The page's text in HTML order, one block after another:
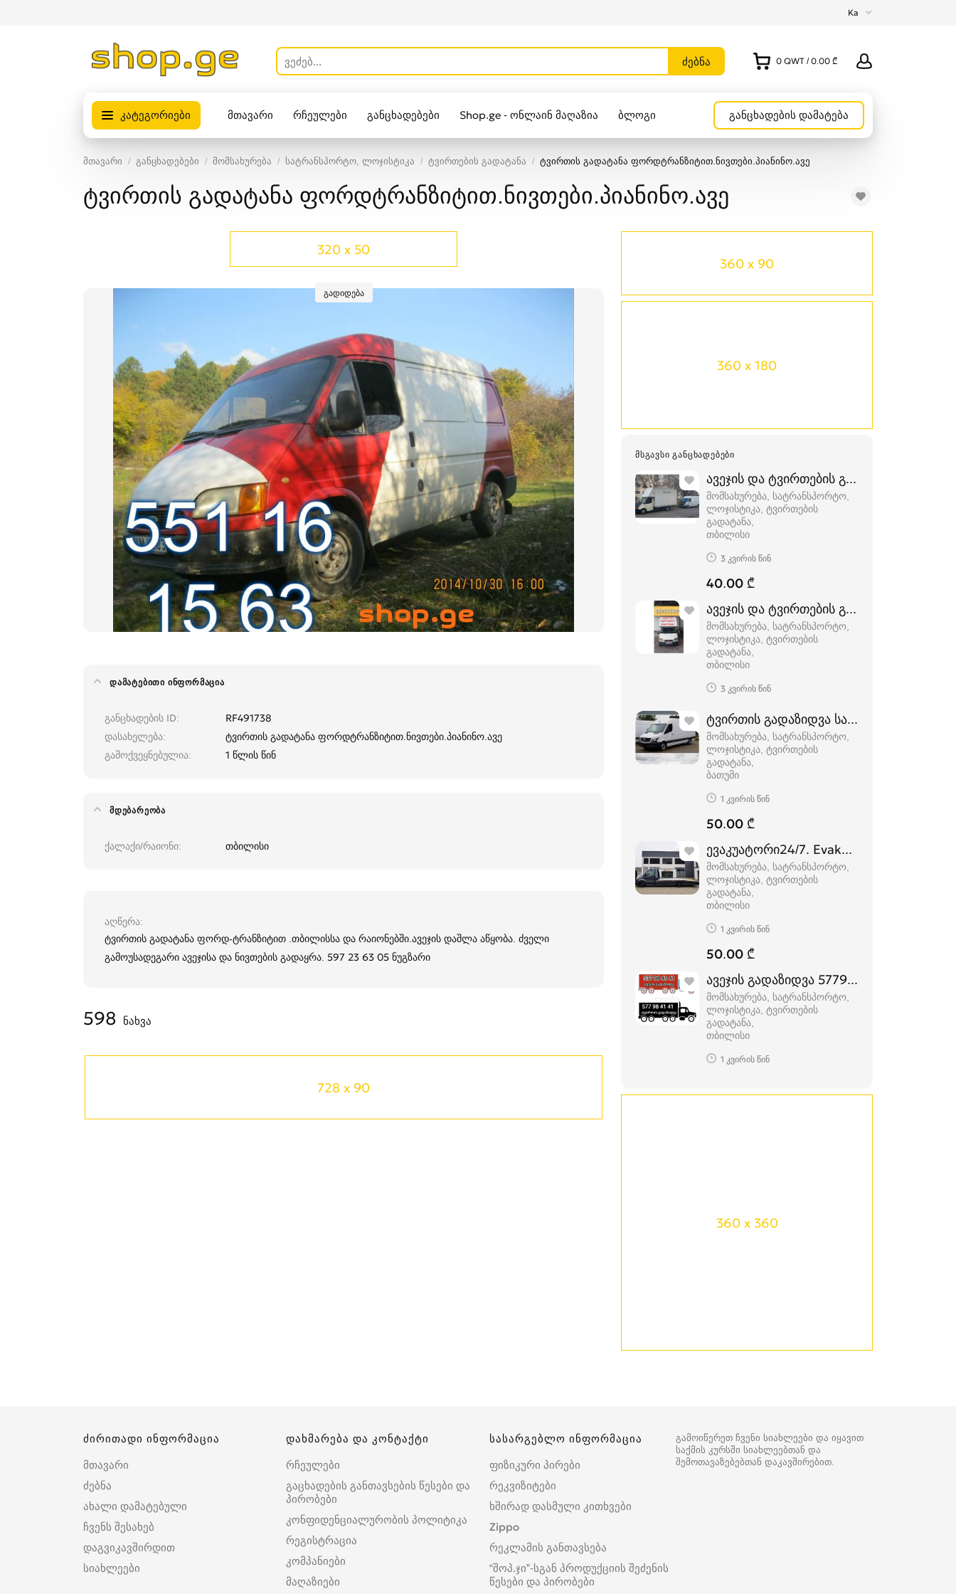
Ka
0 QWT / 0.00 ₾
კატეგორიები მთავარი რჩეულები განცხადებები Shop.ge - ონლაინ მაღაზია ბლოგი განცხადების დამატება
მთავარი განცხადებები მომსახურება სატრანსპორტო, ლოჯისტიკა ტვირთების გადატანა ტვირთის გადატანა ფორდტრანზიტით.ნივთები.პიანინო.ავე
ტვირთის გადატანა ფორდტრანზიტით.ნივთები.პიანინო.ავე
360 x 90
360 x 180
ᲛᲡᲒᲐᲕᲡᲘ ᲒᲐᲜᲪᲮᲐᲓᲔᲑᲔᲑᲘ
ავეჯის და ტვირთების გადაზიდვა
მომსახურება, სატრანსპორტო,
ლოჯისტიკა, ტვირთების
გადატანა
თბილისი
3 კვირის წინ
40.00 ₾
ავეჯის და ტვირთების გადაზიდვა
მომსახურება, სატრანსპორტო,
ლოჯისტიკა, ტვირთების
გადატანა
თბილისი
3 კვირის წინ
ტვირთის გადაზიდვა სატვირთო
მომსახურება, სატრანსპორტო,
ლოჯისტიკა, ტვირთების
გადატანა
ბათუმი
1 კვირის წინ
50.00 ₾
ევაკუატორი24/7. Evakuator24/7.
მომსახურება, სატრანსპორტო,
ლოჯისტიკა, ტვირთების
გადატანა
თბილისი
1 კვირის წინ
50.00 ₾
ავეჯის გადაზიდვა 577984141
მომსახურება, სატრანსპორტო,
ლოჯისტიკა, ტვირთების
გადატანა
თბილისი
1 კვირის წინ
360 x 360
320 x 50
გადიდება
ᲓᲐᲛᲐᲢᲔᲑᲘᲗᲘ ᲘᲜᲤᲝᲠᲛᲐᲪᲘᲐ
განცხადების ID
RF491738
დასახელება
ტვირთის გადატანა ფორდტრანზიტით.ნივთები.პიანინო.ავე
გამოქვეყნებულია
1 წლის წინ
ᲛᲓᲔᲑᲐᲠᲔᲝᲑᲐ
ქალაქი/რაიონი თბილისი
აღწერა
ტვირთის გადატანა ფორდ-ტრანზიტით .თბილისსა და რაიონებში.ავეჯის დაშლა აწყობა. ძველი
გამოუსადეგარი ავეჯისა და ნივთების გადაყრა. 597 23 63 05 ნუგზარი
598 ნახვა
728 x 90
გამოიწერეთ ჩვენი სიახლეები და იყავით
საქმის კურსში სიახლეებთან და
შემოთავაზებებთან დაკავშირებით.
ძირითადი ინფორმაცია
მთავარი
ძებნა
ახალი დამატებული
ჩვენს შესახებ
დაგვიკავშირდით
სიახლეები
დახმარება და კონტაქტი
რჩეულები
გაცხადების განთავსების წესები და
პირობები
კონფიდენციალურობის პოლიტიკა
რეგისტრაცია
კომპანიები
მაღაზიები
სასარგებლო ინფორმაცია
ფიზიკური პირები
რეკვიზიტები
ხშირად დასმული კითხვები
Zippo
რეკლამის განთავსება
“შოპ.ჯი”-სგან პროდუქციის შეძენის
წესები და პირობები